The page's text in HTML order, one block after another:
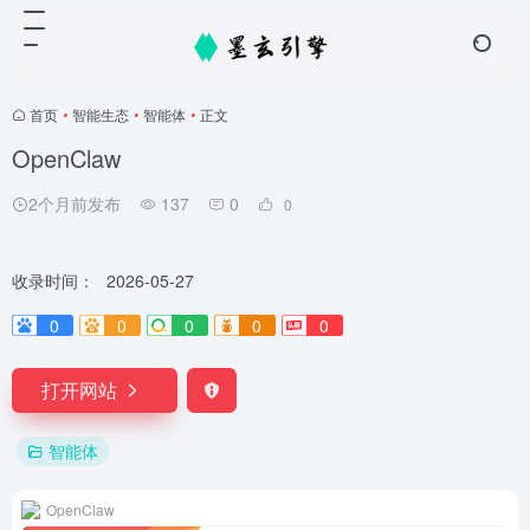
首页 • 智能生态 • 智能体 • 正文
OpenClaw
2个月前发布 137 0 0
收录时间：
2026-05-27
0
0 0 0 0
打开网站
智能体
OpenClaw